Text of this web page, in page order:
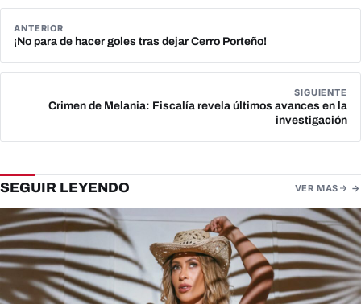
ANTERIOR
¡No para de hacer goles tras dejar Cerro Porteño!
SIGUIENTE
Crimen de Melania: Fiscalía revela últimos avances en la
investigación
SEGUIR LEYENDO VER MAS